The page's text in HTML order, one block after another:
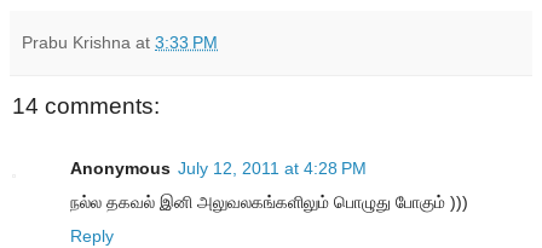
Prabu Krishna at 3:33 PM
14 comments:
Anonymous July 12, 2011 at 4:28 PM
நல்ல தகவல் இனி அலுவலகங்களிலும் பொழுது போகும் )))
Reply